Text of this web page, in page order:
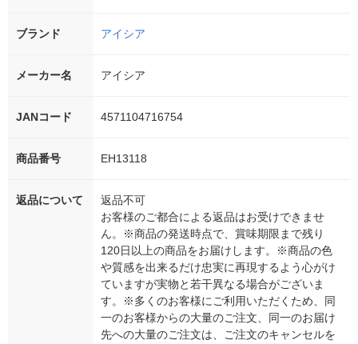
ブランド アイシア
メーカー名 アイシア
JANコード 4571104716754
商品番号 EH13118
返品について
返品不可
お客様のご都合による返品はお受けできませ
ん。※商品の発送時点で、賞味期限まで残り
120日以上の商品をお届けします。※商品の色
や質感を出来るだけ忠実に再現するよう心がけ
ていますが実物と若干異なる場合がございま
す。※多くのお客様にご利用いただくため、同
一のお客様からの大量のご注文、同一のお届け
先への大量のご注文は、ご注文のキャンセルを